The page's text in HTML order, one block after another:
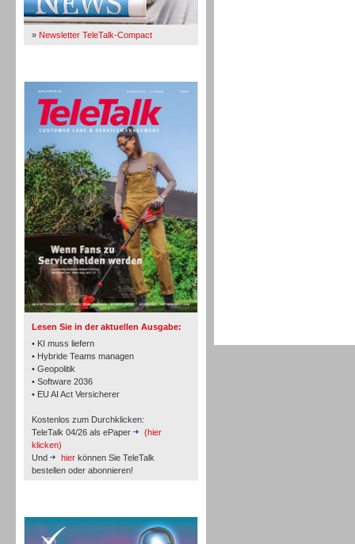
» Newsletter TeleTalk-Compact
Lesen Sie in der aktuellen Ausgabe:
• KI muss liefern
• Hybride Teams managen
• Geopolitik
• Software 2036
• EU AI Act Versicherer
Kostenlos zum Durchklicken:
TeleTalk 04/26 als ePaper
(hier
klicken)
Und
hier können Sie TeleTalk
bestellen oder abonnieren!
TK- und ACD-Systeme
Workforce-Management